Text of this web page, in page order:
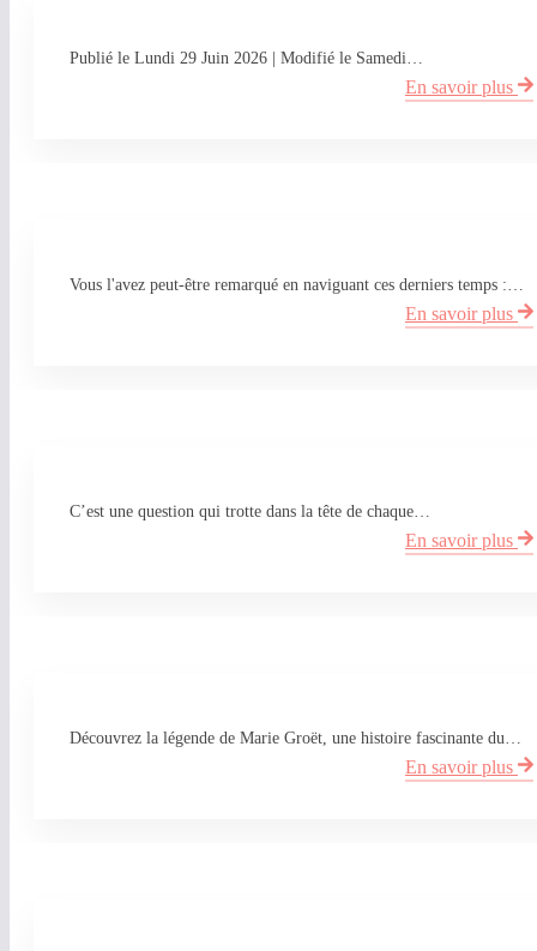
Publié le Lundi 29 Juin 2026 | Modifié le Samedi…
En savoir plus
Vous l'avez peut-être remarqué en naviguant ces derniers temps :…
En savoir plus
C’est une question qui trotte dans la tête de chaque…
En savoir plus
Découvrez la légende de Marie Groët, une histoire fascinante du…
En savoir plus